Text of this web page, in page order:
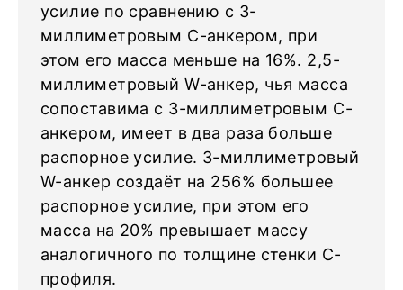
усилие по сравнению с 3-
миллиметровым С-анкером, при
этом его масса меньше на 16%. 2,5-
миллиметровый W-анкер, чья масса
сопоставима с 3-миллиметровым С-
анкером, имеет в два раза больше
распорное усилие. 3-миллиметровый
W-анкер создаёт на 256% большее
распорное усилие, при этом его
масса на 20% превышает массу
аналогичного по толщине стенки С-
профиля.